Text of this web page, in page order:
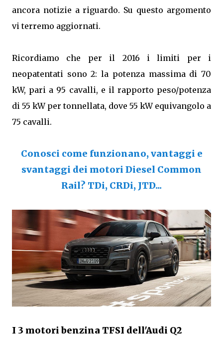
ancora notizie a riguardo. Su questo argomento
vi terremo aggiornati.
Ricordiamo che per il 2016 i limiti per i
neopatentati sono 2: la potenza massima di 70
kW, pari a 95 cavalli, e il rapporto peso/potenza
di 55 kW per tonnellata, dove 55 kW equivangolo a
75 cavalli.
Conosci come funzionano, vantaggi e
svantaggi dei motori Diesel Common
Rail? TDi, CRDi, JTD...
I 3 motori benzina TFSI dell'Audi Q2